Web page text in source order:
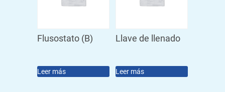
Flusostato (B)
Leer más
Llave de llenado
Leer más